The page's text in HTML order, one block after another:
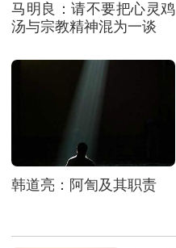
马明良：请不要把心灵鸡
汤与宗教精神混为一谈
韩道亮：阿訇及其职责